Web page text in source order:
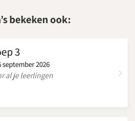
bekeken ook:
3
september 2026
al je leerlingen